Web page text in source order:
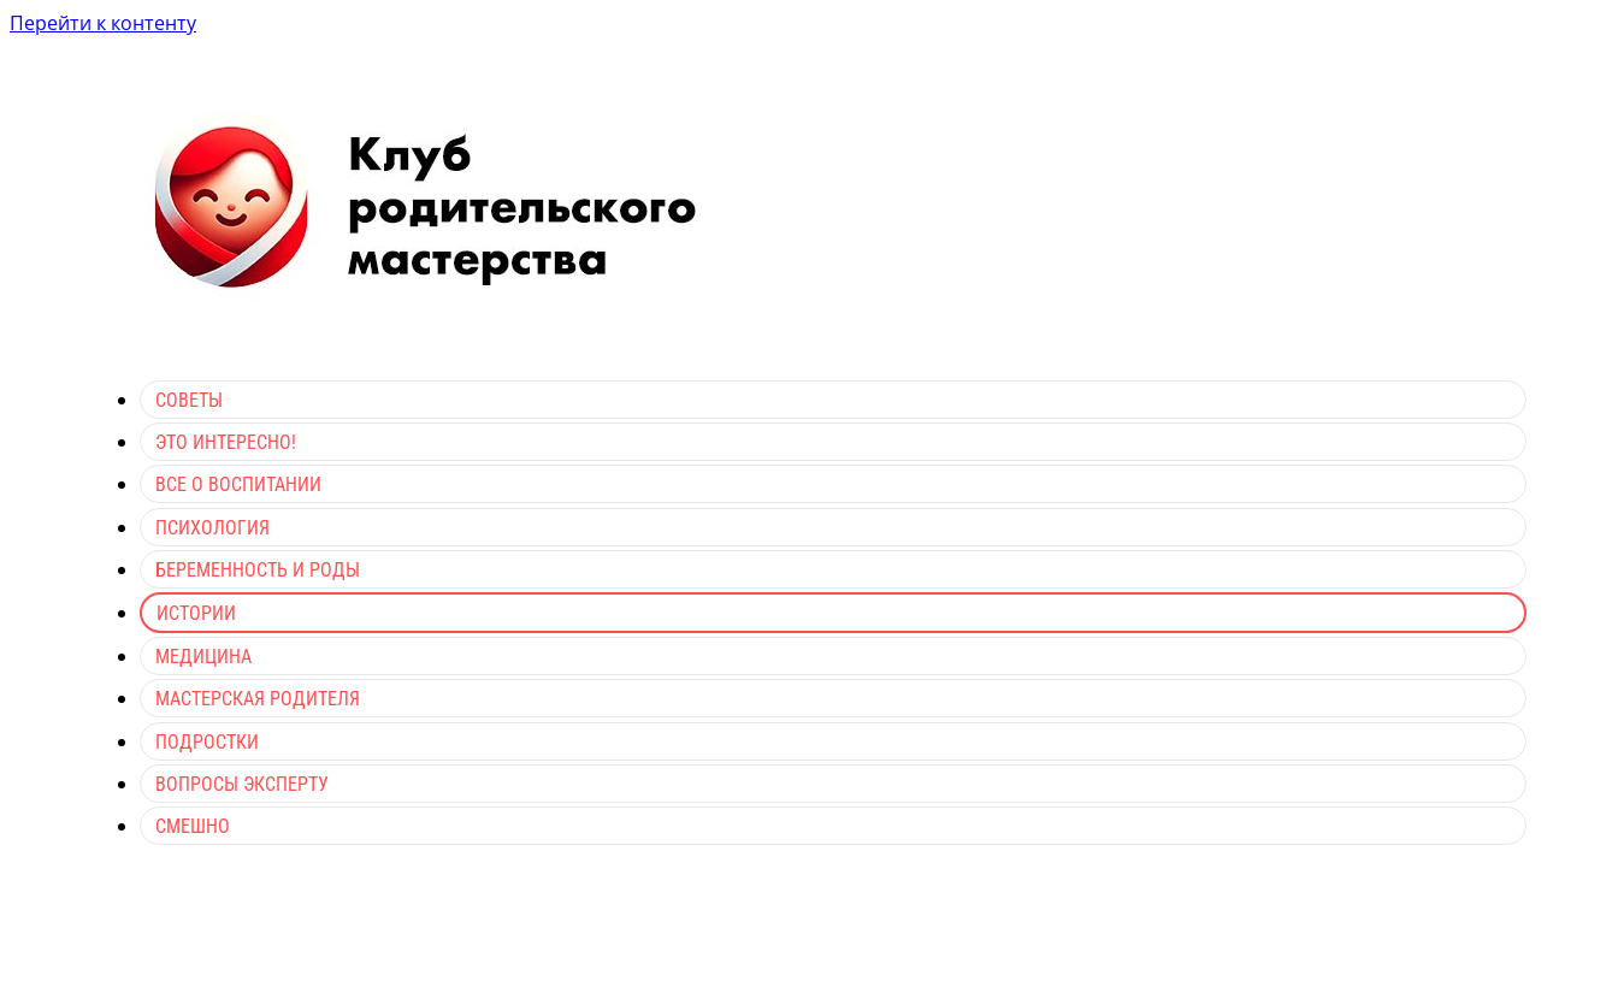
Перейти к контенту
СОВЕТЫ
ЭТО ИНТЕРЕСНО!
ВСЕ О ВОСПИТАНИИ
ПСИХОЛОГИЯ
БЕРЕМЕННОСТЬ И РОДЫ
ИСТОРИИ
МЕДИЦИНА
МАСТЕРСКАЯ РОДИТЕЛЯ
ПОДРОСТКИ
ВОПРОСЫ ЭКСПЕРТУ
СМЕШНО